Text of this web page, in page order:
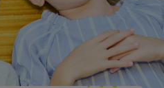
様にもおススメなスク
！
ライクラン体験開催中／ 正し
り方で「速く・…